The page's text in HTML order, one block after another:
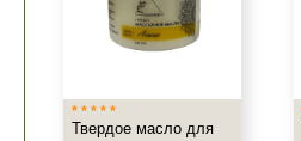
Твердое масло для